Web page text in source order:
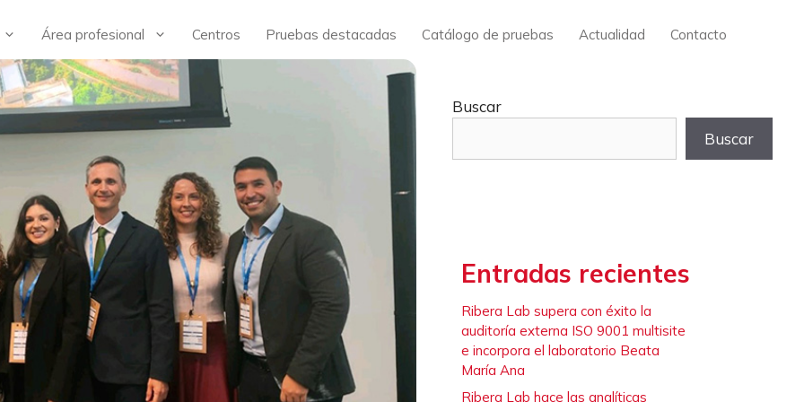
Área profesional Centros Pruebas destacadas Catálogo de pruebas Actualidad Contacto
Buscar
Buscar
Entradas recientes
Ribera Lab supera con éxito la
auditoría externa ISO 9001 multisite
e incorpora el laboratorio Beata
María Ana
Ribera Lab hace las analíticas